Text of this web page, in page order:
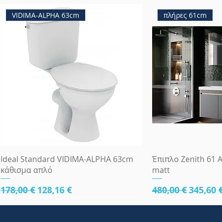
Γρήγορη προβολή
VIDIMA-ALPHA 63cm
Ideal Standard VIDIMA-ALPHA 63cm
κάθισμα απλό
Κανονική τιμή
178,00 € Τιμή Έκπτωσης
128,16 €
πλήρες 61cm
Έπιπλο Zenith 61
matt
Κανονική τιμή
480,00 €Τιμή
345,60
κάτω μέρος 61cm κάτω μέρος 81cm
Πλήρες Σετ
κάτω μέρος 61cm